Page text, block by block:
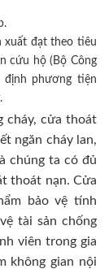
xuất đạt theo tiêu
cứu hộ (Bộ Công
định phương tiện
cháy, cửa thoát
ngăn cháy lan,
chúng ta có đủ
thoát nạn. Cửa
bảo vệ tính
tài sản chống
viên trong gia
không gian nội